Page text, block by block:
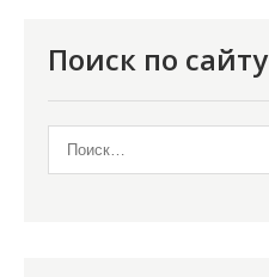
Поиск по сайту